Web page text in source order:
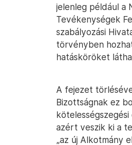
jelenleg például a
Tevékenységek
szabályozási
törvényben
hatásköröket
A fejezet
Bizottságnak ez
azért veszik ki a
„az új Alkotmány